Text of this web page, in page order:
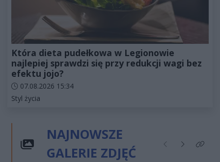
Która dieta pudełkowa w Legionowie
najlepiej sprawdzi się przy redukcji wagi bez
efektu jojo?
Data dodania artykułu:
07.08.2026 15:34
Kategorie artykułu:
Styl życia
NAJNOWSZE
GALERIE ZDJĘĆ
Poprzednie
NastępneKliknij